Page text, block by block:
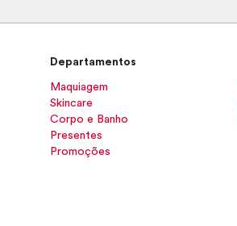
Departamentos
Maquiagem
Skincare
Corpo e Banho
Presentes
Promoções